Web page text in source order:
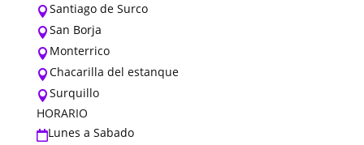
Santiago de Surco
San Borja
 Monterrico
Chacarilla del estanque
Surquillo
HORARIO
Lunes a Sabado